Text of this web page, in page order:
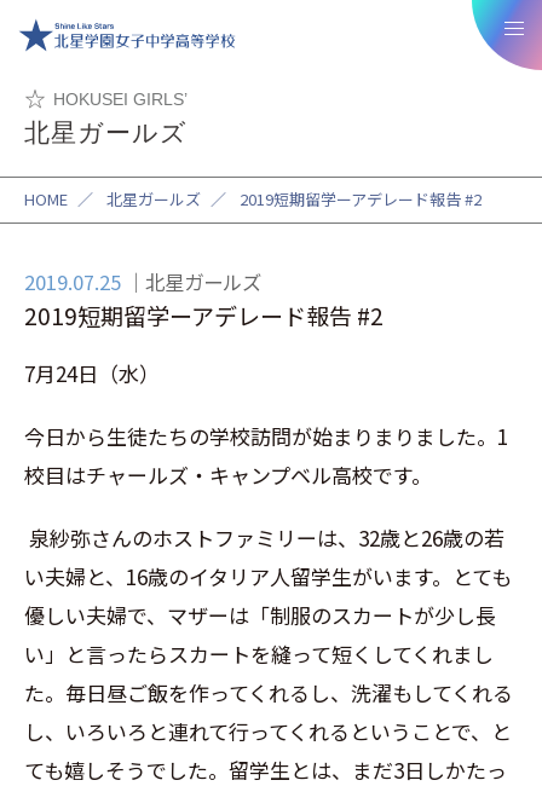
HOKUSEI GIRLS’
北星ガールズ
HOME ／ 北星ガールズ ／ 2019短期留学ーアデレード報告 #2
2019.07.25 北星ガールズ
2019短期留学ーアデレード報告 #2
7月24日（水）
今日から生徒たちの学校訪問が始まりまりました。 1
校目はチャールズ・キャンプベル高校です。
泉紗弥さんのホストファミリーは、 32歳と26歳の若
い夫婦と、 16歳のイタリア人留学生がいます。とても
優しい夫婦で、マザーは「制服のスカートが少し長
い」と言ったらスカートを縫って短くしてくれまし
た。毎日昼ご飯を作ってくれるし、洗濯もしてくれる
し、いろいろと連れて行ってくれるということで、と
ても嬉しそうでした。留学生とは、まだ3日しかたっ